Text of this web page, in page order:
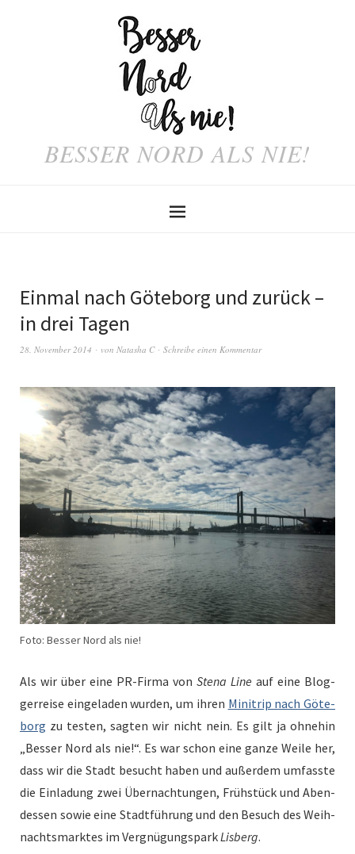
BESSER NORD ALS NIE!
Einmal nach Göteborg und zurück –
in drei Tagen
28. November 2014 von Natasha C Schreibe einen Kommentar
Foto: Besser Nord als nie!
Als wir über eine PR-Fir­ma von Ste­na Line auf eine Blog­
ger­reise ein­ge­laden wur­den, um ihren Mini­trip nach Göte­
borg zu testen, sagten wir nicht nein. Es gilt ja ohne­hin
„Bess­er Nord als nie!“. Es war schon eine ganze Weile her,
dass wir die Stadt besucht haben und außer­dem umfasste
die Ein­ladung zwei Über­nach­tun­gen, Früh­stück und Aben­
dessen sowie eine Stadt­führung und den Besuch des Wei­h­
nachts­mark­tes im Vergnü­gungsparkLis­berg.